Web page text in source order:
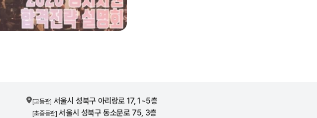
[고등관] 서울시 성북구 아리랑로 17, 1~5층
[초중등관] 서울시 성북구 동소문로 75, 3층